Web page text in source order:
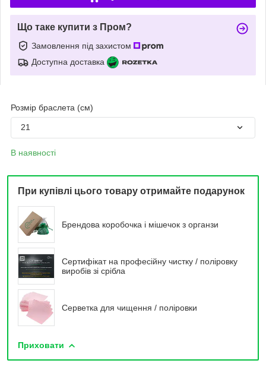
Що таке купити з Пром?
Замовлення під захистом
Доступна доставка
Розмір браслета (см)
21
В наявності
При купівлі цього товару отримайте подарунок
Брендова коробочка і мішечок з органзи
Сертифікат на професійну чистку / поліровку
виробів зі срібла
Серветка для чищення / поліровки
Приховати